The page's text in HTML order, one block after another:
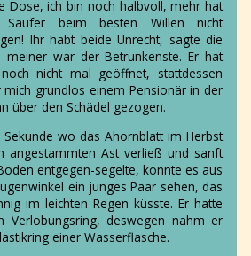
Dose, ich bin noch halbvoll, mehr hat
Säufer beim besten Willen nicht
Ihr habt beide Unrecht, sagte die
meiner war der Betrunkenste. Er hat
nicht mal geöffnet, stattdessen
mich grundlos einem Pensionär in der
über den Schädel gezogen.
Sekunde wo das Ahornblatt im Herbst
angestammten Ast verließ und sanft
entgegen-segelte, konnte es aus
ein junges Paar sehen, das
im leichten Regen küsste. Er hatte
Verlobungsring, deswegen nahm er
einer Wasserflasche.